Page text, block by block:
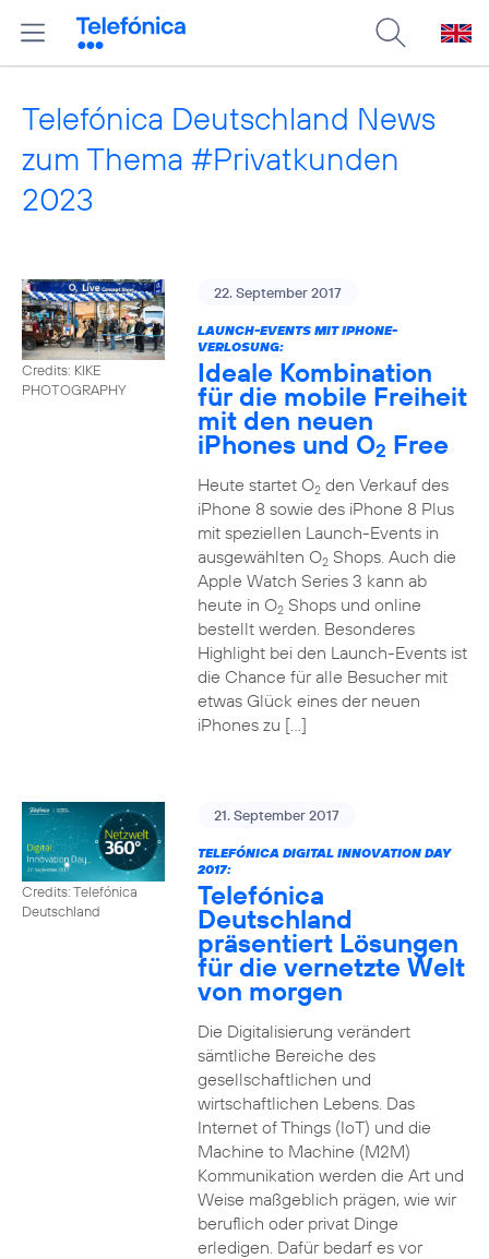
Telefónica Deutschland News
zum Thema #Privatkunden
2023
Credits: KIKE
PHOTOGRAPHY
22. September 2017
LAUNCH-EVENTS MIT IPHONE-
VERLOSUNG:
Ideale Kombination
für die mobile Freiheit
mit den neuen
iPhones und O2 Free
Heute startet O2den Verkauf des
iPhone 8 sowie des iPhone 8 Plus
mit speziellen Launch-Events in
ausgewählten O2Shops. Auch die
Apple Watch Series 3 kann ab
heute in O2Shops und online
bestellt werden. Besonderes
Highlight bei den Launch-Events ist
die Chance für alle Besucher mit
etwas Glück eines der neuen
iPhones zu […]
Credits: Telefónica
Deutschland
21. September 2017
TELEFÓNICA DIGITAL INNOVATION DAY
2017:
Telefónica
Deutschland
präsentiert Lösungen
für die vernetzte Welt
von morgen
Die Digitalisierung verändert
sämtliche Bereiche des
gesellschaftlichen und
wirtschaftlichen Lebens. Das
Internet of Things (IoT) und die
Machine to Machine (M2M)
Kommunikation werden die Art und
Weise maßgeblich prägen, wie wir
beruflich oder privat Dinge
erledigen. Dafür bedarf es vor